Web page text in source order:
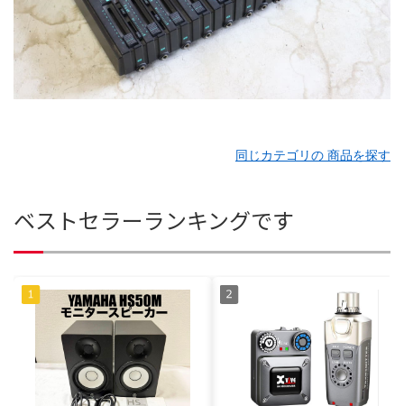
同じカテゴリの 商品を探す
ベストセラーランキングです